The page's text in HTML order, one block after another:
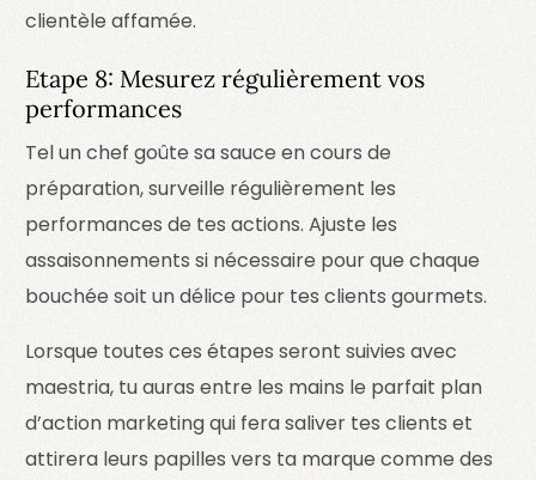
clientèle affamée.
Etape 8: Mesurez régulièrement vos
performances
Tel un chef goûte sa sauce en cours de
préparation, surveille régulièrement les
performances de tes actions. Ajuste les
assaisonnements si nécessaire pour que chaque
bouchée soit un délice pour tes clients gourmets.
Lorsque toutes ces étapes seront suivies avec
maestria, tu auras entre les mains le parfait plan
d’action marketing qui fera saliver tes clients et
attirera leurs papilles vers ta marque comme des